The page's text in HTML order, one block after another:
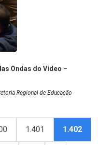
Ondas do Vídeo –
Regional de Educação
1.401 1.402